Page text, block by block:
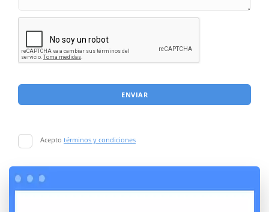
ENVIAR
Acepto términos y condiciones